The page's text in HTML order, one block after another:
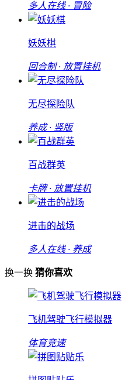
多人在线 · 冒险
妖妖棋
回合制 · 放置挂机
无尽探险队
养成 · 竖版
百战群英
卡牌 · 放置挂机
进击的战场
多人在线 · 养成
换一换 猜你喜欢
飞机驾驶飞行模拟器
体育竞速